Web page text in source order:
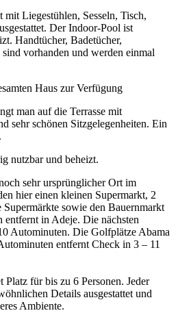
mit Liegestühlen, Sesseln, Tisch,
Der Indoor-Pool ist
Handtücher, Badetücher,
vorhanden und werden einmal
Haus zur Verfügung
man auf die Terrasse mit
sehr schönen Sitzgelegenheiten. Ein
nutzbar und beheizt.
sehr ursprünglicher Ort im
hier einen kleinen Supermarkt, 2
Supermärkte sowie den Bauernmarkt
in Adeje. Die nächsten
Autominuten. Die Golfplätze Abama
entfernt Check in 3 – 11
für bis zu 6 Personen. Jeder
Details ausgestattet und
Ambiente.